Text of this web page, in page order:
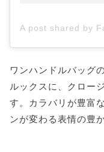
ワンハンドルバッグ
ルックスに、クロー
す。カラバリが豊富
ンが変わる表情の豊